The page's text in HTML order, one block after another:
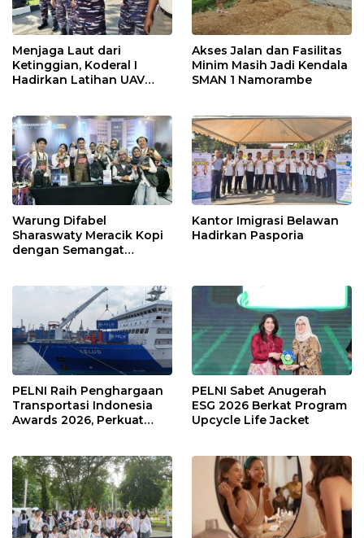
Menjaga Laut dari
Ketinggian, Koderal I
Hadirkan Latihan UAV
Akses Jalan dan Fasilitas
Minim Masih Jadi Kendala
SMAN 1 Namorambe
Warung Difabel
Sharaswaty Meracik Kopi
dengan Semangat
Kantor Imigrasi Belawan
Hadirkan Pasporia
PELNI Raih Penghargaan
Transportasi Indonesia
Awards 2026, Perkuat
PELNI Sabet Anugerah
ESG 2026 Berkat Program
Upcycle Life Jacket